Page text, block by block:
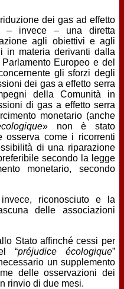
dei gas ad effetto
– invece – una diretta
agli obiettivi e agli
in materia derivanti dalla
Europeo e del
gli sforzi degli
dei gas a effetto serra
della Comunità in
di gas a effetto serra
monetario (anche
» non è stato
osserva come i ricorrenti
di una riparazione
secondo la legge
monetario, secondo
riconosciuto e la
delle associazioni
Stato affinché cessi per
“préjudice écologique”
un supplemento
delle osservazioni dei
rinvio di due mesi.